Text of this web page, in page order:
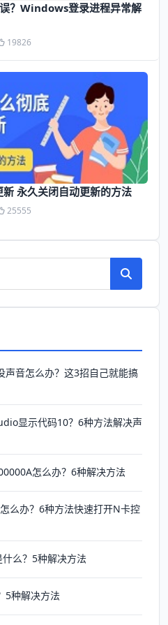
？Windows登录进程异常解
19826
永久关闭自动更新的方法
25555
声音怎么办？这3招自己就能搞
显示代码10？6种方法解决声
怎么办？6种解决方法
么办？6种方法快速打开N卡控
么？5种解决方法
5种解决方法